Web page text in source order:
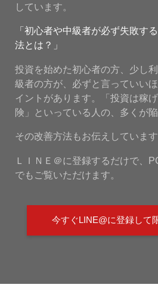
しています。
「初心者や中級者が必ず失敗
法とは？」
投資を始めた初心者の方、少し
級者の方が、必ずと言っていい
イントがあります。「投資は稼
険」といっている人の、多くが
その改善方法もお伝えしています
ＬＩＮＥ＠に登録するだけで、
でもご覧いただけます。
今すぐLINE@に登録して